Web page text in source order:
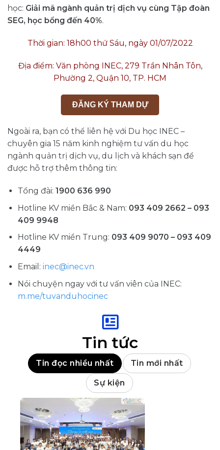
học: Giải mã ngành quản trị dịch vụ cùng Tập đoàn
SEG, học bổng đến 40%.
Thời gian: 18h00 thứ Sáu, ngày 01/07/2022
Địa điểm: Văn phòng INEC, 279 Trần Nhân Tôn,
Phường 2, Quận 10, TP. HCM
ĐĂNG KÝ THAM DỰ
Ngoài ra, bạn có thể liên hệ với Du học INEC –
chuyên gia 15 năm kinh nghiệm tư vấn du học
ngành quản trị dịch vụ, du lịch và khách sạn để
được hỗ trợ thêm thông tin:
Tổng đài: 1900 636 990
Hotline KV miền Bắc & Nam: 093 409 2662 – 093
409 9948
Hotline KV miền Trung: 093 409 9070 – 093 409
4449
Email: inec@inec.vn
Nói chuyện ngay với tư vấn viên của INEC:
m.me/tuvanduhocinec
Tin tức
Tin đọc nhiều nhất Tin mới nhất
Sự kiện